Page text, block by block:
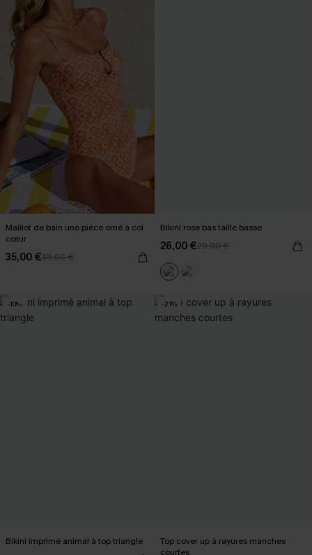
Maillot de bain une pièce orné à col
cœur
35,00 €39,00 €
Bikini rose bas taille basse
26,00 €29,00 €
-10%
Bikini imprimé animal à top triangle
-21%
Top cover up à rayures manches
courtes